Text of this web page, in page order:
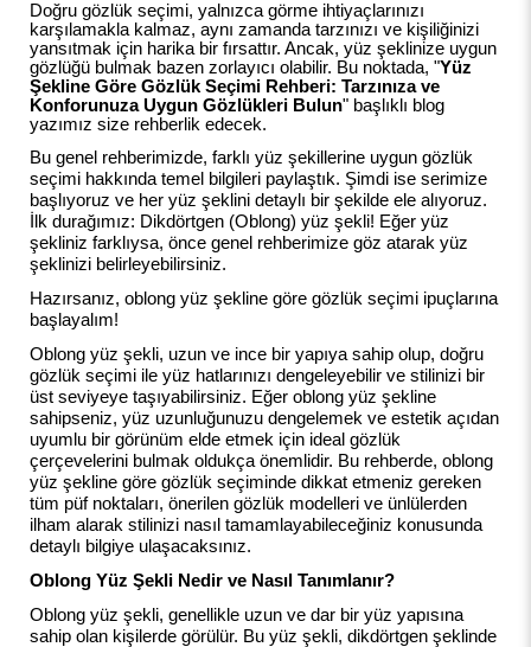
Doğru gözlük seçimi, yalnızca görme ihtiyaçlarınızı
karşılamakla kalmaz, aynı zamanda tarzınızı ve kişiliğinizi
yansıtmak için harika bir fırsattır. Ancak, yüz şeklinize uygun
gözlüğü bulmak bazen zorlayıcı olabilir. Bu noktada, "Yüz
Şekline Göre Gözlük Seçimi Rehberi: Tarzınıza ve
Konforunuza Uygun Gözlükleri Bulun" başlıklı blog
yazımız size rehberlik edecek.
Bu genel rehberimizde, farklı yüz şekillerine uygun gözlük
seçimi hakkında temel bilgileri paylaştık. Şimdi ise serimize
başlıyoruz ve her yüz şeklini detaylı bir şekilde ele alıyoruz.
İlk durağımız: Dikdörtgen (Oblong) yüz şekli! Eğer yüz
şekliniz farklıysa, önce genel rehberimize göz atarak yüz
şeklinizi belirleyebilirsiniz.
Hazırsanız, oblong yüz şekline göre gözlük seçimi ipuçlarına
başlayalım!
Oblong yüz şekli, uzun ve ince bir yapıya sahip olup, doğru
gözlük seçimi ile yüz hatlarınızı dengeleyebilir ve stilinizi bir
üst seviyeye taşıyabilirsiniz. Eğer oblong yüz şekline
sahipseniz, yüz uzunluğunuzu dengelemek ve estetik açıdan
uyumlu bir görünüm elde etmek için ideal gözlük
çerçevelerini bulmak oldukça önemlidir. Bu rehberde, oblong
yüz şekline göre gözlük seçiminde dikkat etmeniz gereken
tüm püf noktaları, önerilen gözlük modelleri ve ünlülerden
ilham alarak stilinizi nasıl tamamlayabileceğiniz konusunda
detaylı bilgiye ulaşacaksınız.
Oblong Yüz Şekli Nedir ve Nasıl Tanımlanır?
Oblong yüz şekli, genellikle uzun ve dar bir yüz yapısına
sahip olan kişilerde görülür. Bu yüz şekli, dikdörtgen şeklinde